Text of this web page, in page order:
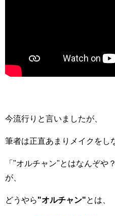
今流行りと言いましたが、
筆者は正直あまりメイクをし
「"オルチャン"とはなんぞや
が、
どうやら"オルチャン" とは、